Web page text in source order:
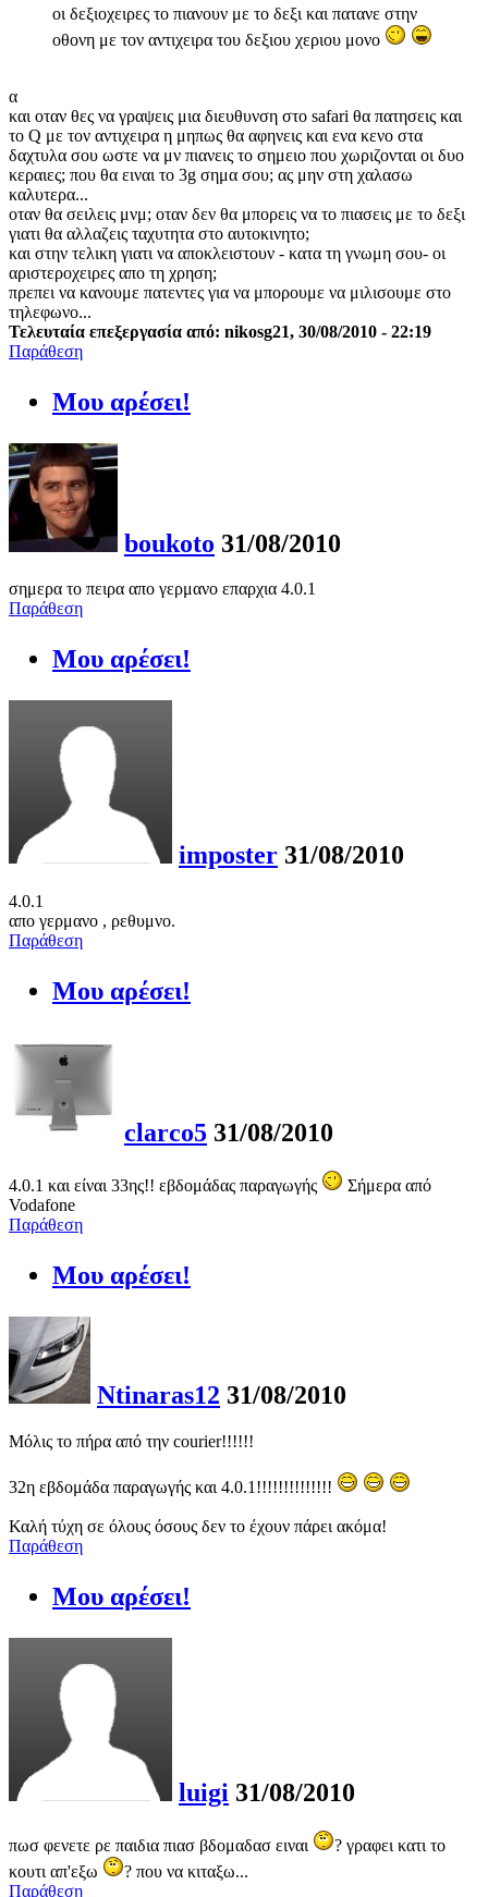
οι δεξιοχειρες το πιανουν με το δεξι και πατανε στην
οθονη με τον αντιχειρα του δεξιου χεριου μονο
α
και οταν θες να γραψεις μια διευθυνση στο safari θα πατησεις και
το Q με τον αντιχειρα η μηπως θα αφηνεις και ενα κενο στα
δαχτυλα σου ωστε να μν πιανεις το σημειο που χωριζονται οι δυο
κεραιες; που θα ειναι το 3g σημα σου; ας μην στη χαλασω
καλυτερα...
οταν θα σειλεις μνμ; οταν δεν θα μπορεις να το πιασεις με το δεξι
γιατι θα αλλαζεις ταχυτητα στο αυτοκινητο;
και στην τελικη γιατι να αποκλειστουν - κατα τη γνωμη σου- οι
αριστεροχειρες απο τη χρηση;
πρεπει να κανουμε πατεντες για να μπορουμε να μιλισουμε στο
τηλεφωνο...
Τελευταία επεξεργασία από: nikosg21, 30/08/2010 - 22:19
Παράθεση
Μου αρέσει!
boukoto 31/08/2010
σημερα το πειρα απο γερμανο επαρχια 4.0.1
Παράθεση
Μου αρέσει!
imposter 31/08/2010
4.0.1
απο γερμανο , ρεθυμνο.
Παράθεση
Μου αρέσει!
clarco5 31/08/2010
4.0.1 και είναι 33ης!! εβδομάδας παραγωγής
Σήμερα από
Vodafone
Παράθεση
Μου αρέσει!
Ntinaras12 31/08/2010
Μόλις το πήρα από την courier!!!!!!
32η εβδομάδα παραγωγής και 4.0.1!!!!!!!!!!!!!!
Καλή τύχη σε όλους όσους δεν το έχουν πάρει ακόμα!
Παράθεση
Μου αρέσει!
luigi 31/08/2010
πωσ φενετε ρε παιδια πιασ βδομαδασ ειναι
? γραφει κατι το
κουτι απ'εξω
? που να κιταξω...
Παράθεση